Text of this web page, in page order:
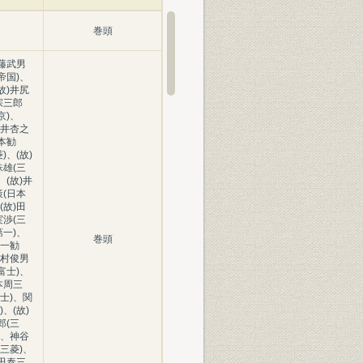
巻頭
武男
)、
)井尻
三郎
、
杏之
勧
)、(故)
雄(三
(故)井
(日本
)田
渉(三
)、
勧
俊男
)、
周三
)、関
、(故)
(三
神谷
菱)、
巻頭